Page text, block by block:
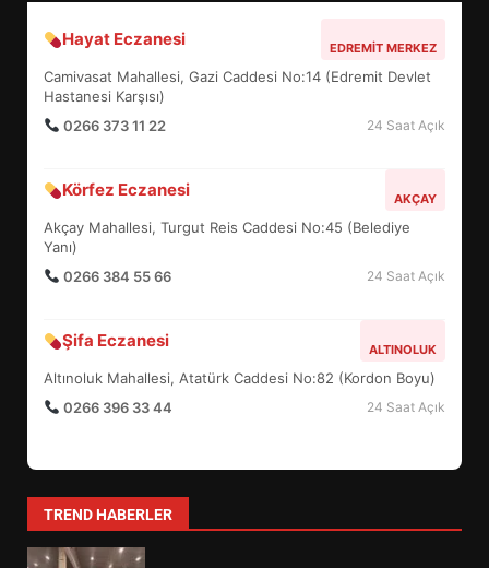
Hayat Eczanesi EDREMIT MERKEZ
Camivasat Mahallesi, Gazi Caddesi No:14 (Edremit Devlet
Hastanesi Karşısı)
0266 373 11 22
24 Saat Açık
Körfez Eczanesi AKÇAY
Akçay Mahallesi, Turgut Reis Caddesi No:45 (Belediye
Yanı)
0266 384 55 66
24 Saat Açık
Şifa Eczanesi ALTINOLUK
Altınoluk Mahallesi, Atatürk Caddesi No:82 (Kordon Boyu)
0266 396 33 44
24 Saat Açık
TREND HABERLER
4
ALTIEYLÜL’DE 19 MAYIS ŞÖLENİ
SOKAKLARA TAŞTI
5
EMİRHAN BOZ MİLLİ TAKIMDA!
6
MEYDANLARA TAŞTI
7
SEFERBERLİĞİ: TÜM İLÇE